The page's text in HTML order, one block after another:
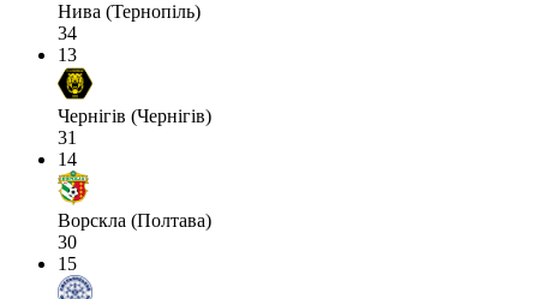
Нива (Тернопіль)
34
13
Чернігів (Чернігів)
31
14
Ворскла (Полтава)
30
15